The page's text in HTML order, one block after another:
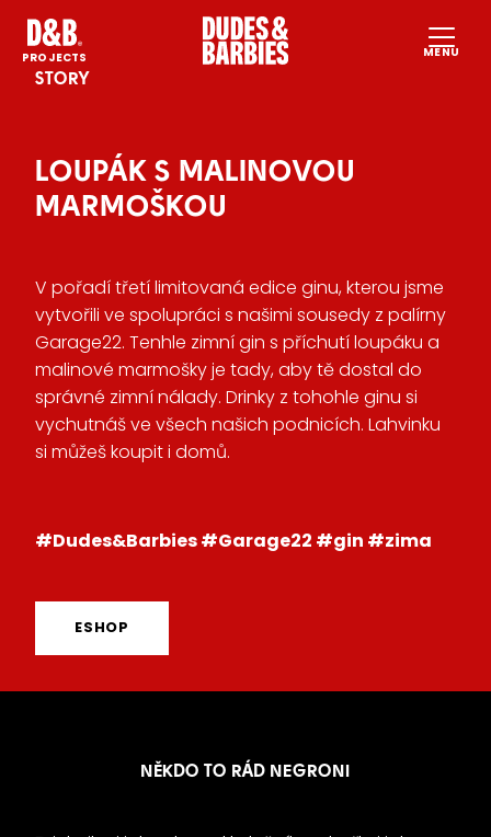
MENU
PROJECTS
STORY
LOUPÁK S MALINOVOU
MARMOŠKOU
V pořadí třetí limitovaná edice ginu, kterou jsme
vytvořili ve spolupráci s našimi sousedy z palírny
Garage22. Tenhle zimní gin s příchutí loupáku a
malinové marmošky je tady, aby tě dostal do
správné zimní nálady. Drinky z tohohle ginu si
vychutnáš ve všech našich podnicích. Lahvinku
si můžeš koupit i domů.
#Dudes&Barbies #Garage22 #gin #zima
ESHOP
NĚKDO TO RÁD NEGRONI